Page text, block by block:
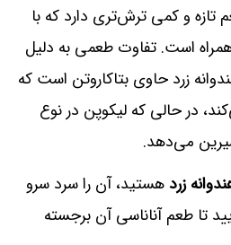
تازه و کمی ترش‌تری دارد که با
است. تفاوت طعمی به دلیل
زرد حاوی بتاکاروتن است که
در حالی که لیکوپن در نوع
شیرین می‌دهد.
زرد هستید، آن را سرد سرو
تا طعم آناناسی آن برجسته